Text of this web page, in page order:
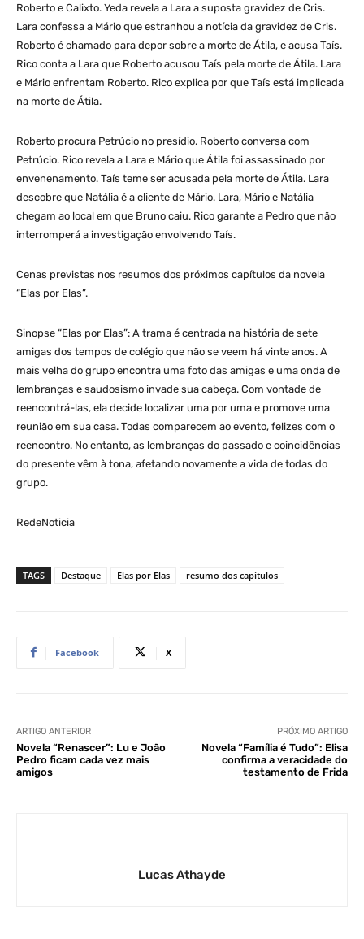
Roberto e Calixto. Yeda revela a Lara a suposta gravidez de Cris.
Lara confessa a Mário que estranhou a notícia da gravidez de Cris.
Roberto é chamado para depor sobre a morte de Átila, e acusa Taís.
Rico conta a Lara que Roberto acusou Taís pela morte de Átila. Lara
e Mário enfrentam Roberto. Rico explica por que Taís está implicada
na morte de Átila.
Roberto procura Petrúcio no presídio. Roberto conversa com
Petrúcio. Rico revela a Lara e Mário que Átila foi assassinado por
envenenamento. Taís teme ser acusada pela morte de Átila. Lara
descobre que Natália é a cliente de Mário. Lara, Mário e Natália
chegam ao local em que Bruno caiu. Rico garante a Pedro que não
interromperá a investigação envolvendo Taís.
Cenas previstas nos resumos dos próximos capítulos da novela
“Elas por Elas”.
Sinopse “Elas por Elas”: A trama é centrada na história de sete
amigas dos tempos de colégio que não se veem há vinte anos. A
mais velha do grupo encontra uma foto das amigas e uma onda de
lembranças e saudosismo invade sua cabeça. Com vontade de
reencontrá-las, ela decide localizar uma por uma e promove uma
reunião em sua casa. Todas comparecem ao evento, felizes com o
reencontro. No entanto, as lembranças do passado e coincidências
do presente vêm à tona, afetando novamente a vida de todas do
grupo.
RedeNoticia
TAGS Destaque Elas por Elas resumo dos capítulos
Facebook X
ARTIGO ANTERIOR
Novela “Renascer”: Lu e João
Pedro ficam cada vez mais
amigos
PRÓXIMO ARTIGO
Novela “Família é Tudo”: Elisa
confirma a veracidade do
testamento de Frida
Lucas Athayde